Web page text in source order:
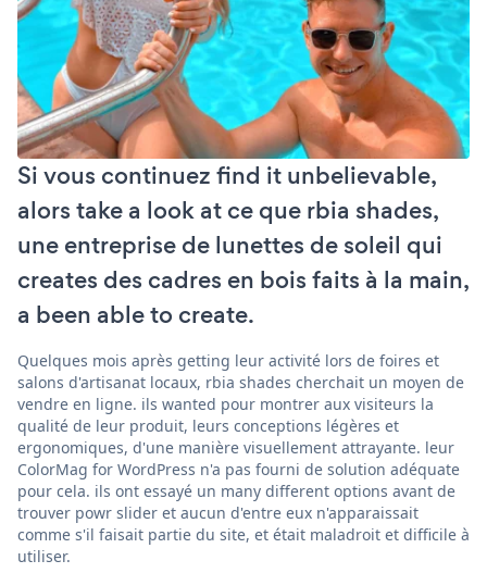
Si vous continuez find it unbelievable,
alors take a look at ce que rbia shades,
une entreprise de lunettes de soleil qui
creates des cadres en bois faits à la main,
a been able to create.
Quelques mois après getting leur activité lors de foires et
salons d'artisanat locaux, rbia shades cherchait un moyen de
vendre en ligne. ils wanted pour montrer aux visiteurs la
qualité de leur produit, leurs conceptions légères et
ergonomiques, d'une manière visuellement attrayante. leur
ColorMag for WordPress n'a pas fourni de solution adéquate
pour cela. ils ont essayé un many different options avant de
trouver powr slider et aucun d'entre eux n'apparaissait
comme s'il faisait partie du site, et était maladroit et difficile à
utiliser.